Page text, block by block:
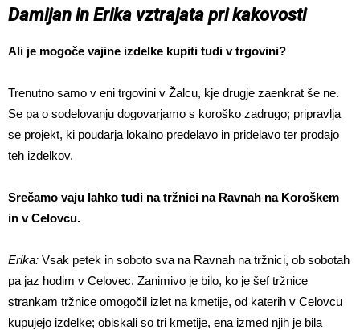
Damijan in Erika vztrajata pri kakovosti
Ali je mogoče vajine izdelke kupiti tudi v trgovini?
Trenutno samo v eni trgovini v Žalcu, kje drugje zaenkrat še ne.
Se pa o sodelovanju dogovarjamo s koroško zadrugo; pripravlja
se projekt, ki poudarja lokalno predelavo in pridelavo ter prodajo
teh izdelkov.
Srečamo vaju lahko tudi na tržnici na Ravnah na Koroškem
in v Celovcu.
Erika: Vsak petek in soboto sva na Ravnah na tržnici, ob sobotah
pa jaz hodim v Celovec. Zanimivo je bilo, ko je šef tržnice
strankam tržnice omogočil izlet na kmetije, od katerih v Celovcu
kupujejo izdelke; obiskali so tri kmetije, ena izmed njih je bila